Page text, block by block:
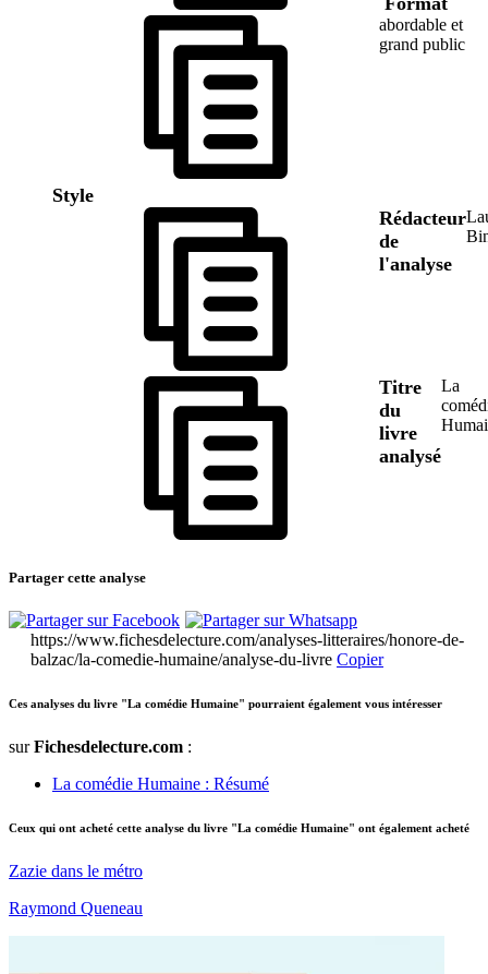
Style
abordable et
grand public
Rédacteur
de
l'analyse
Titre
du
livre
analysé
La
Partager cette analyse
https://www.fichesdelecture.com/analyses-litteraires/honore-de-
balzac/la-comedie-humaine/analyse-du-livre Copier
Ces analyses du livre "La comédie Humaine" pourraient également vous intéresser
surFichesdelecture.com :
La comédie Humaine : Résumé
Ceux qui ont acheté cette analyse du livre "La comédie Humaine" ont également acheté
Zazie dans le métro
Raymond Queneau